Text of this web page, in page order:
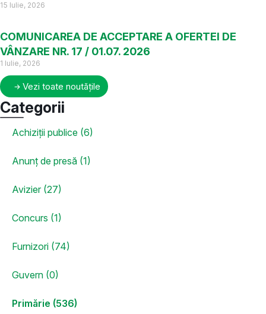
15 Iulie, 2026
COMUNICAREA DE ACCEPTARE A OFERTEI DE
VÂNZARE NR. 17 / 01.07. 2026
1 Iulie, 2026
Vezi toate noutățile
Categorii
Achiziții publice (6)
Anunț de presă (1)
Avizier (27)
Concurs (1)
Furnizori (74)
Guvern (0)
Primărie (536)